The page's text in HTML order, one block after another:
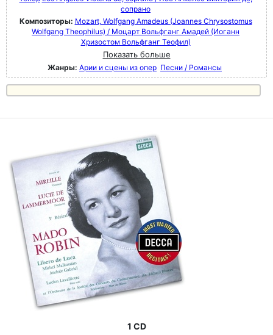
сопрано
Композиторы: Mozart, Wolfgang Amadeus (Joannes Chrysostomus
Wolfgang Theophilus) / Моцарт Вольфганг Амадей (Иоганн
Хризостом Вольфганг Теофил)
Показать больше
Жанры: Арии и сцены из опер Песни / Романсы
1 CD